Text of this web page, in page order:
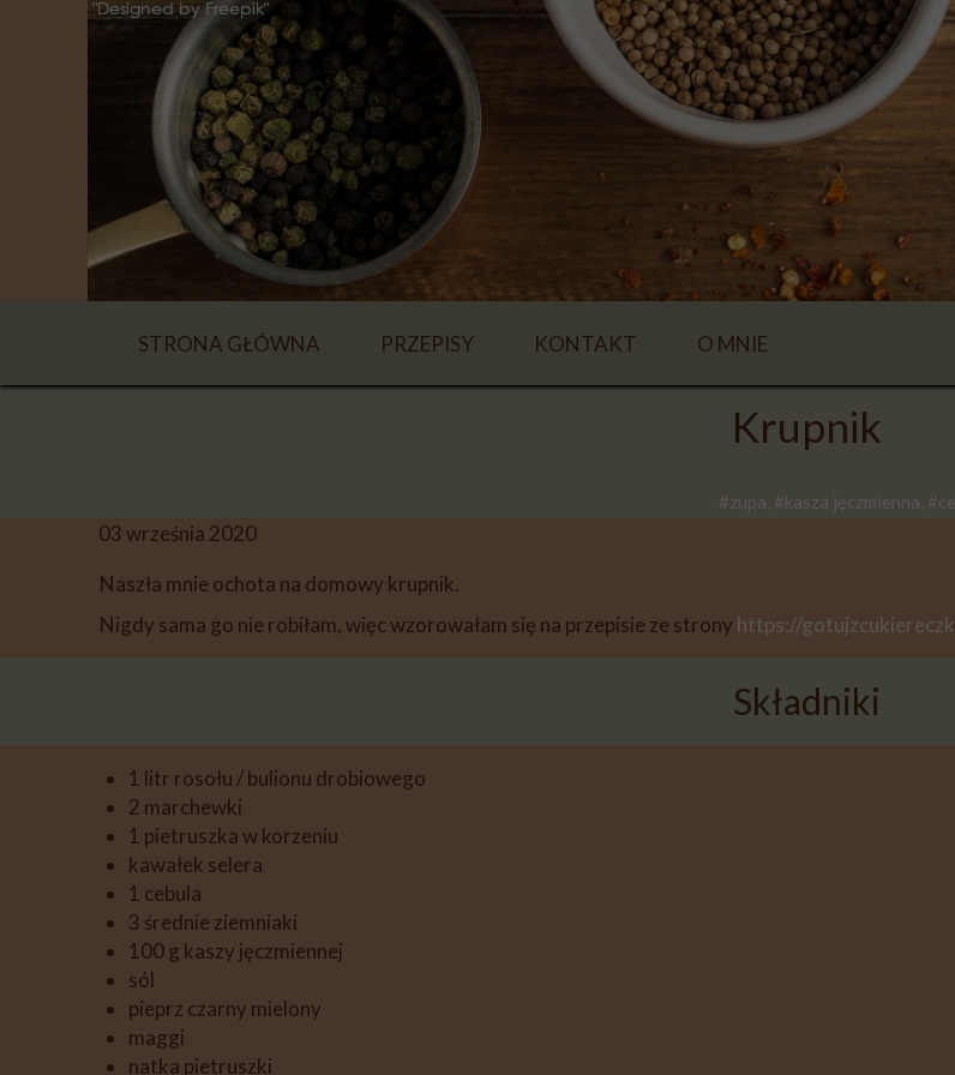
#zupa, #kasza jęczmienna,
03 września 2020
STRONA GŁÓWNA PRZEPISY KONTAKT O MNIE
Krupnik
Naszła mnie ochota na domowy krupnik.
Nigdy sama go nie robiłam, więc wzorowałam się na przepisie ze strony https://
Składniki
1 litr rosołu / bulionu drobiowego
2 marchewki
1 pietruszka w korzeniu
kawałek selera
1 cebula
3 średnie ziemniaki
100 g kaszy jęczmiennej
sól
pieprz czarny mielony
maggi
natka pietruszki